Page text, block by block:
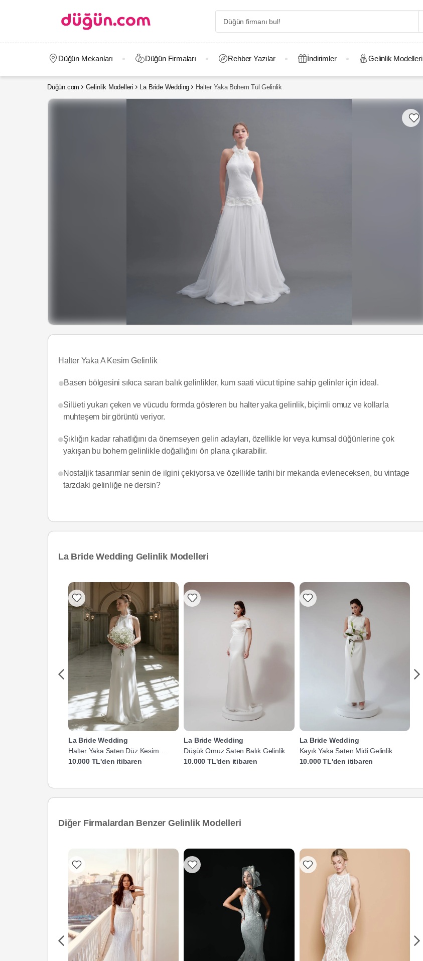
Düğün Mekanları Düğün Firmaları Rehber Yazılar İndirimler Gelinlik Modelleri
Düğün.com Gelinlik Modelleri La Bride Wedding Halter Yaka Bohem Tül Gelinlik
Halter Yaka A Kesim Gelinlik
Basen bölgesini sıkıca saran balık gelinlikler, kum saati vücut tipine sahip gelinler için ideal.
Silüeti yukarı çeken ve vücudu formda gösteren bu halter yaka gelinlik, biçimli omuz ve kollarla
muhteşem bir görüntü veriyor.
Şıklığın kadar rahatlığını da önemseyen gelin adayları, özellikle kır veya kumsal düğünlerine çok
yakışan bu bohem gelinlikle doğallığını ön plana çıkarabilir.
Nostaljik tasarımlar senin de ilgini çekiyorsa ve özellikle tarihi bir mekanda evleneceksen, bu vintage
tarzdaki gelinliğe ne dersin?
La Bride Wedding Gelinlik Modelleri
La Bride Wedding
Halter Yaka Saten Düz Kesim
Gelinlik
10.000 TL'den itibaren
La Bride Wedding
Düşük Omuz Saten Balık Gelinlik
10.000 TL'den itibaren
La Bride Wedding
Kayık Yaka Saten Midi Gelinlik
10.000 TL'den itibaren
Diğer Firmalardan Benzer Gelinlik Modelleri